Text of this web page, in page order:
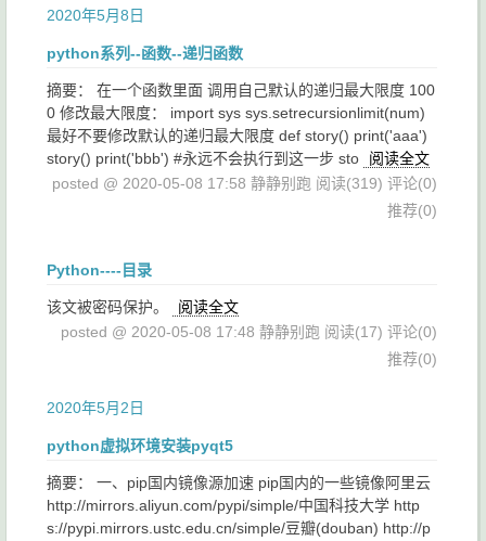
2020年5月8日
python系列--函数--递归函数
摘要： 在一个函数里面 调用自己默认的递归最大限度 100
0 修改最大限度： import sys sys.setrecursionlimit(num)
最好不要修改默认的递归最大限度 def story() print('aaa')
story() print('bbb') #永远不会执行到这一步 sto
阅读全文
posted @ 2020-05-08 17:58 静静别跑 阅读(319) 评论(0)
推荐(0)
Python----目录
该文被密码保护。
阅读全文
posted @ 2020-05-08 17:48 静静别跑 阅读(17) 评论(0)
推荐(0)
2020年5月2日
python虚拟环境安装pyqt5
摘要： 一、pip国内镜像源加速 pip国内的一些镜像阿里云
http://mirrors.aliyun.com/pypi/simple/中国科技大学 http
s://pypi.mirrors.ustc.edu.cn/simple/豆瓣(douban) http://p